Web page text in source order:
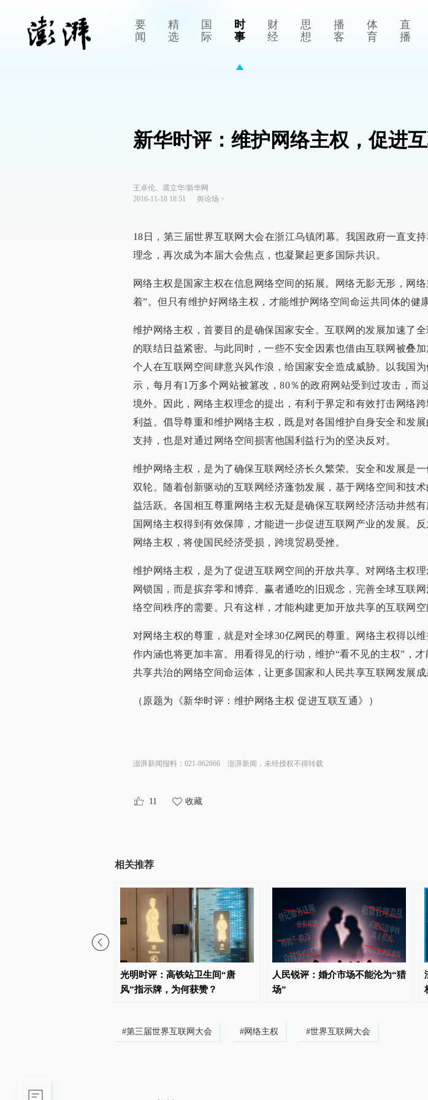
要
闻
精
选
国
际
时
事
财
经
思
想
播
客
体
育
直
播
新华时评：维护网络主权，促进
王卓伦、裘立华/新华网
2016-11-18 18:51
舆论场 >
18日，第三届世界互联网大会在浙江乌镇闭幕。我国政府一直支
理念，再次成为本届大会焦点，也凝聚起更多国际共识。
网络主权是国家主权在信息网络空间的拓展。网络无影无形，网
着”。但只有维护好网络主权，才能维护网络空间命运共同体的健
维护网络主权，首要目的是确保国家安全。互联网的发展加速了
的联结日益紧密。与此同时，一些不安全因素也借由互联网被叠
个人在互联网空间肆意兴风作浪，给国家安全造成威胁。以我国
示，每月有1万多个网站被篡改，80％的政府网站受到过攻击，而
境外。因此，网络主权理念的提出，有利于界定和有效打击网络
利益。倡导尊重和维护网络主权，既是对各国维护自身安全和发
支持，也是对通过网络空间损害他国利益行为的坚决反对。
维护网络主权，是为了确保互联网经济长久繁荣。安全和发展是
双轮。随着创新驱动的互联网经济蓬勃发展，基于网络空间和技术
益活跃。各国相互尊重网络主权无疑是确保互联网经济活动井然
国网络主权得到有效保障，才能进一步促进互联网产业的发展。
网络主权，将使国民经济受损，跨境贸易受挫。
维护网络主权，是为了促进互联网空间的开放共享。对网络主权
网锁国，而是摈弃零和博弈、赢者通吃的旧观念，完善全球互联
络空间秩序的需要。只有这样，才能构建更加开放共享的互联网空
对网络主权的尊重，就是对全球30亿网民的尊重。网络主权得以
作内涵也将更加丰富。用看得见的行动，维护“看不见的主权”，才
共享共治的网络空间命运体，让更多国家和人民共享互联网发展成
（原题为《新华时评：维护网络主权 促进互联互通》）
澎湃新闻报料：021-962866 澎湃新闻，未经授权不得转载
11 收藏
相关推荐
光明时评：高铁站卫生间“唐
风”指示牌，为何获赞？
人民锐评：婚介市场不能沦为“猎
场”
#第三届世界互联网大会 #网络主权 #世界互联网大会